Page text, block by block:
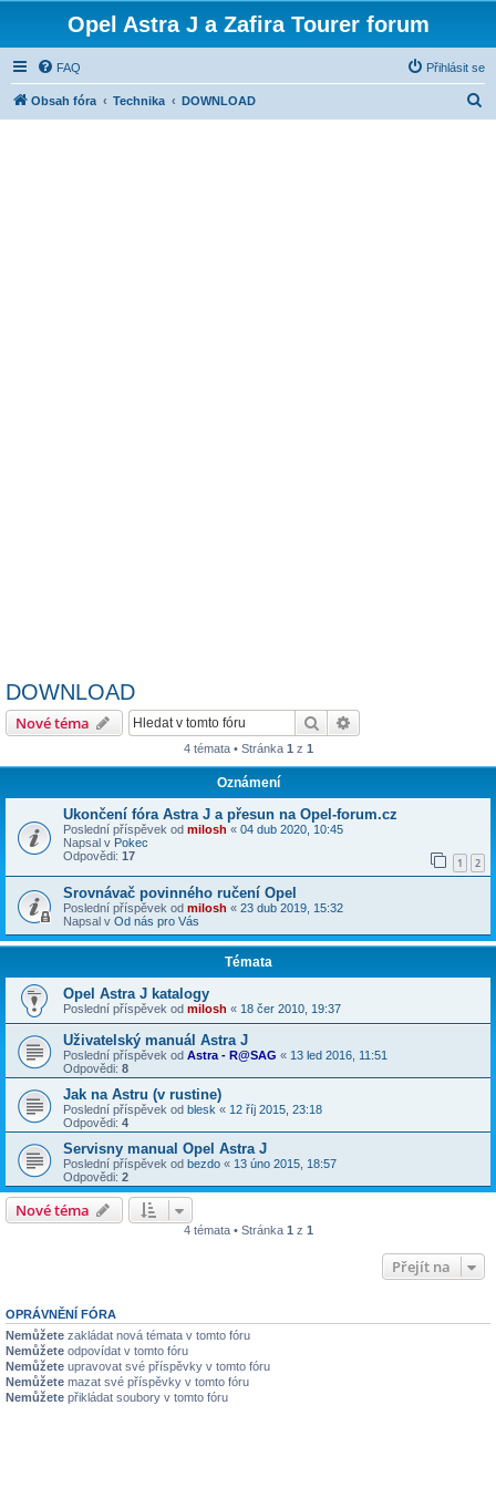
Opel Astra J a Zafira Tourer forum
FAQ Přihlásit se
Obsah fóra Technika DOWNLOAD
DOWNLOAD
Nové téma Hledat
4 témata • Stránka 1 z 1
Oznámení
Ukončení fóra Astra J a přesun na Opel-forum.cz
Poslední příspěvek od milosh « 04 dub 2020, 10:45
Napsal v Pokec
Odpovědi: 17 1 2
Srovnávač povinného ručení Opel
Poslední příspěvek od milosh « 23 dub 2019, 15:32
Napsal v Od nás pro Vás
Témata
Opel Astra J katalogy
Poslední příspěvek od milosh « 18 čer 2010, 19:37
Uživatelský manuál Astra J
Poslední příspěvek od Astra - R@SAG « 13 led 2016, 11:51
Odpovědi: 8
Jak na Astru (v rustine)
Poslední příspěvek od blesk « 12 říj 2015, 23:18
Odpovědi: 4
Servisny manual Opel Astra J
Poslední příspěvek od bezdo « 13 úno 2015, 18:57
Odpovědi: 2
Nové téma
4 témata • Stránka 1 z 1
Přejít na
OPRÁVNĚNÍ FÓRA
Nemůžete zakládat nová témata v tomto fóru
Nemůžete odpovídat v tomto fóru
Nemůžete upravovat své příspěvky v tomto fóru
Nemůžete mazat své příspěvky v tomto fóru
Nemůžete přikládat soubory v tomto fóru